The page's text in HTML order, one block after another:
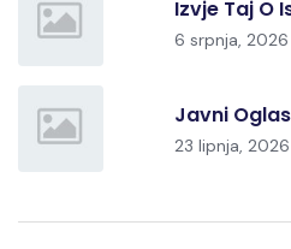
Izvje Taj O
6 srpnja, 2026
Javni
23 lipnja, 2026